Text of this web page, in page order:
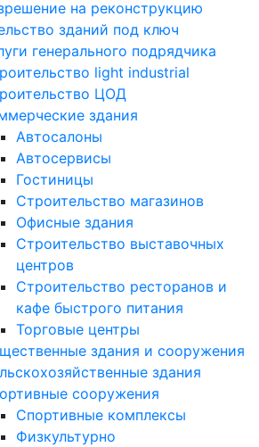
на реконструкцию
зданий под ключ
генерального подрядчика
light industrial
ЦОД
здания
Автосалоны
Автосервисы
Гостиницы
Строительство магазинов
Офисные здания
Строительство выставочных
центров
Строительство ресторанов и
кафе быстрого питания
Торговые центры
здания и сооружения
здания
сооружения
Спортивные комплексы
Физкультурно